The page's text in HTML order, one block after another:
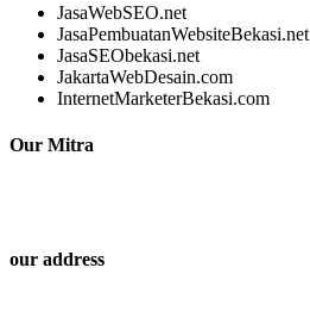
JasaWebSEO.net
JasaPembuatanWebsiteBekasi.net
JasaSEObekasi.net
JakartaWebDesain.com
InternetMarketerBekasi.com
Our Mitra
our address